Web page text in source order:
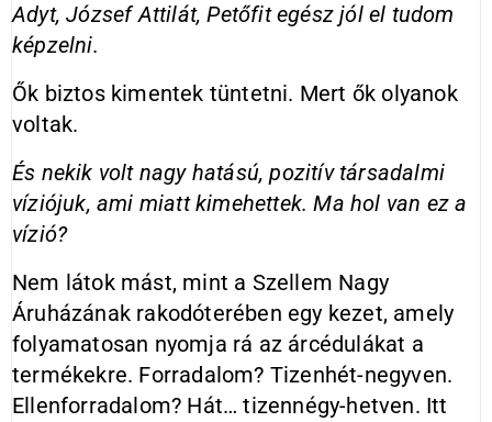
Adyt, József Attilát, Petőfit egész jól el tudom
képzelni.
Ők biztos kimentek tüntetni. Mert ők olyanok
voltak.
És nekik volt nagy hatású, pozitív társadalmi
víziójuk, ami miatt kimehettek. Ma hol van ez a
vízió?
Nem látok mást, mint a Szellem Nagy
Áruházának rakodóterében egy kezet, amely
folyamatosan nyomja rá az árcédulákat a
termékekre. Forradalom? Tizenhét-negyven.
Ellenforradalom? Hát… tizennégy-hetven. Itt